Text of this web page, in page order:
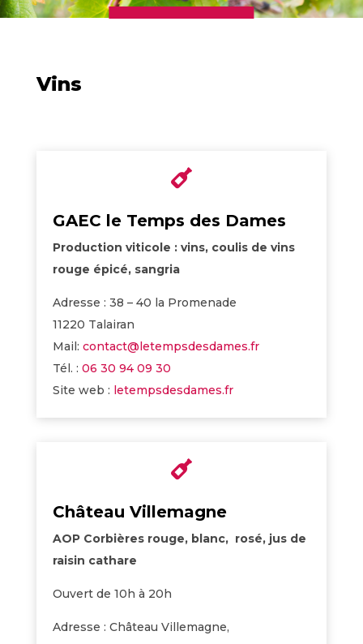
Vins

GAEC le Temps des Dames
Production viticole : vins, coulis de vins
rouge épicé, sangria
Adresse : 38 – 40 la Promenade
11220 Talairan
Mail: contact@letempsdesdames.fr
Tél. : 06 30 94 09 30
Site web : letempsdesdames.fr

Château Villemagne
AOP Corbières rouge, blanc, rosé, jus de
raisin cathare
Ouvert de 10h à 20h
Adresse : Château Villemagne,